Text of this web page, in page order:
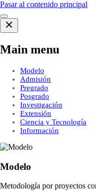
Pasar al contenido principal
Main menu
Modelo
Admisión
Pregrado
Posgrado
Investigación
Extensión
Ciencia y Tecnología
Información
Modelo
Metodología por proyectos